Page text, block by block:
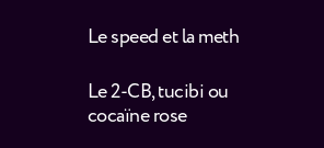
Le speed et la meth
Le 2-CB, tucibi ou
cocaïne rose